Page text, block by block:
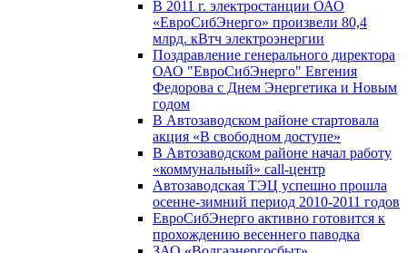
В 2011 г. электростанции ОАО
«ЕвроСибЭнерго» произвели 80,4
млрд. кВтч электроэнергии
Поздравление генерального директора
ОАО "ЕвроСибЭнерго" Евгения
Федорова с Днем Энергетика и Новым
годом
В Автозаводском районе стартовала
акция «В свободном доступе»
В Автозаводском районе начал работу
«коммунальный» call-центр
Автозаводская ТЭЦ успешно прошла
осенне-зимний период 2010-2011 годов
ЕвроСибЭнерго активно готовится к
прохождению весеннего паводка